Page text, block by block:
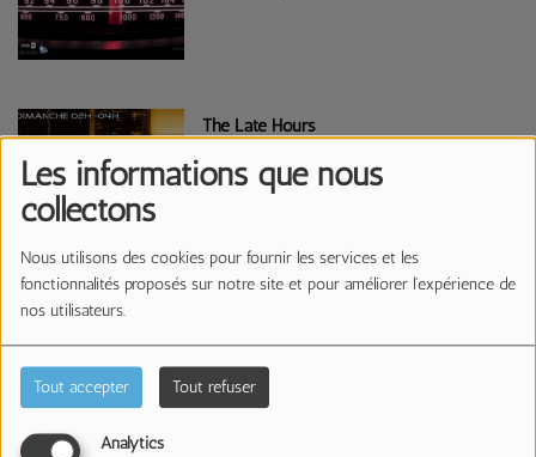
Les informations que nous
collectons
Nous utilisons des cookies pour fournir les services et les
fonctionnalités proposés sur notre site et pour améliorer l'expérience de
nos utilisateurs.
Tout accepter Tout refuser
Analytics
The Late Hours
Generation HardBass